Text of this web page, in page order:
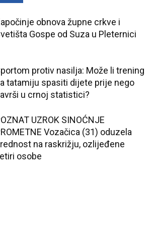
obnova župne crkve i
Gospe od Suza u Pleternici
protiv nasilja: Može li trening
tatamiju spasiti dijete prije nego
u crnoj statistici?
UZROK SINOĆNJE
Vozačica (31) oduzela
na raskrižju, ozlijeđene
osobe